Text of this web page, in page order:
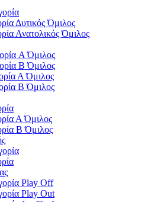
Δυτικός Όμιλος
Ανατολικός Όμιλος
A Όμιλος
Β Όμιλος
Α Όμιλος
Β Όμιλος
Α Όμιλος
Β Όμιλος
Play Off
Play Out